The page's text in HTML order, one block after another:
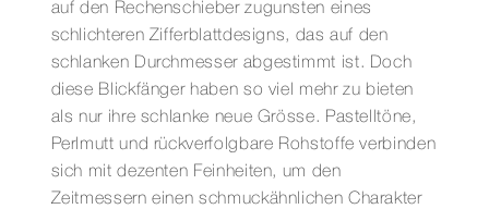
auf den Rechenschieber zugunsten eines
schlichteren Zifferblattdesigns, das auf den
schlanken Durchmesser abgestimmt ist. Doch
diese Blickfänger haben so viel mehr zu bieten
als nur ihre schlanke neue Grösse. Pastelltöne,
Perlmutt und rückverfolgbare Rohstoffe verbinden
sich mit dezenten Feinheiten, um den
Zeitmessern einen schmuckähnlichen Charakter